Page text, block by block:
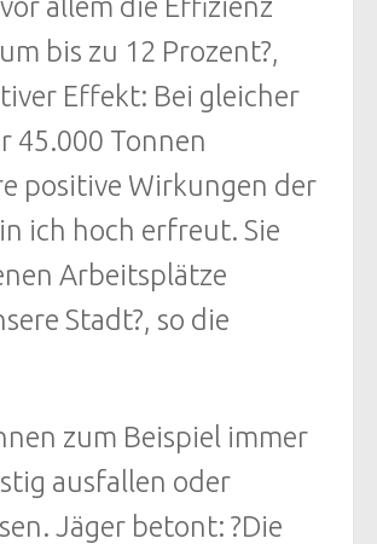
bis zu 12 Prozent?,
Effekt: Bei gleicher
45.000 Tonnen
positive Wirkungen der
ich hoch erfreut. Sie
Arbeitsplätze
Stadt?, so die
zum Beispiel immer
ausfallen oder
Jäger betont: ?Die